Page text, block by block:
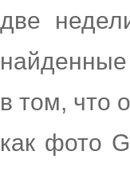
две
найденные
в том, что
как фото